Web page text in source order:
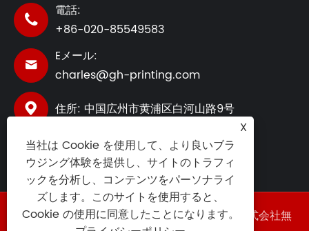

電話:
+86-020-85549583

Eメール:
charles@gh-printing.com
 住所: 中国広州市黄浦区白河山路9号
著作権 ©2025 広東香港 (GZ) スマート印刷株式会社無
X
当社は Cookie を使用して、より良いブラ
ウジング体験を提供し、サイトのトラフィ
ックを分析し、コンテンツをパーソナライ
ズします。このサイトを使用すると、
Cookie の使用に同意したことになります。